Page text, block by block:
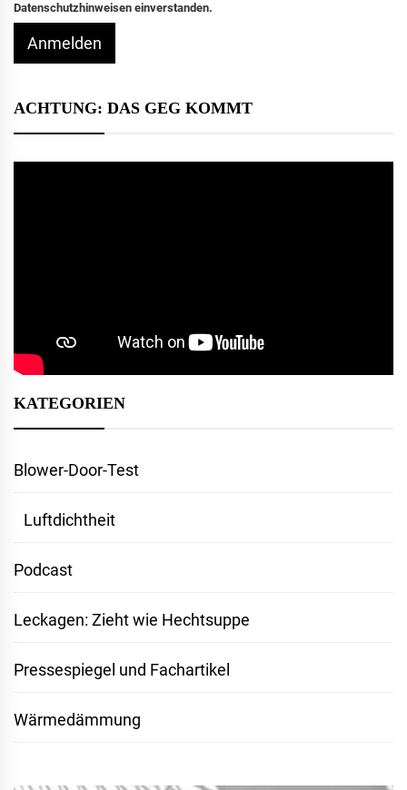
Datenschutzhinweisen einverstanden.
Anmelden
ACHTUNG: DAS GEG KOMMT
KATEGORIEN
Blower-Door-Test
Luftdichtheit
Podcast
Leckagen: Zieht wie Hechtsuppe
Pressespiegel und Fachartikel
Wärmedämmung